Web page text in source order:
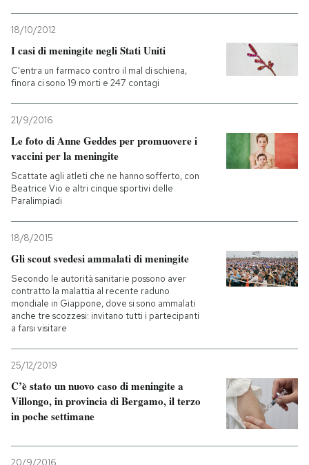
18/10/2012
I casi di meningite negli Stati Uniti
C'entra un farmaco contro il mal di schiena,
finora ci sono 19 morti e 247 contagi
21/9/2016
Le foto di Anne Geddes per promuovere i
vaccini per la meningite
Scattate agli atleti che ne hanno sofferto, con
Beatrice Vio e altri cinque sportivi delle
Paralimpiadi
18/8/2015
Gli scout svedesi ammalati di meningite
Secondo le autorità sanitarie possono aver
contratto la malattia al recente raduno
mondiale in Giappone, dove si sono ammalati
anche tre scozzesi: invitano tutti i partecipanti
a farsi visitare
25/12/2019
C’è stato un nuovo caso di meningite a
Villongo, in provincia di Bergamo, il terzo
in poche settimane
20/9/2016